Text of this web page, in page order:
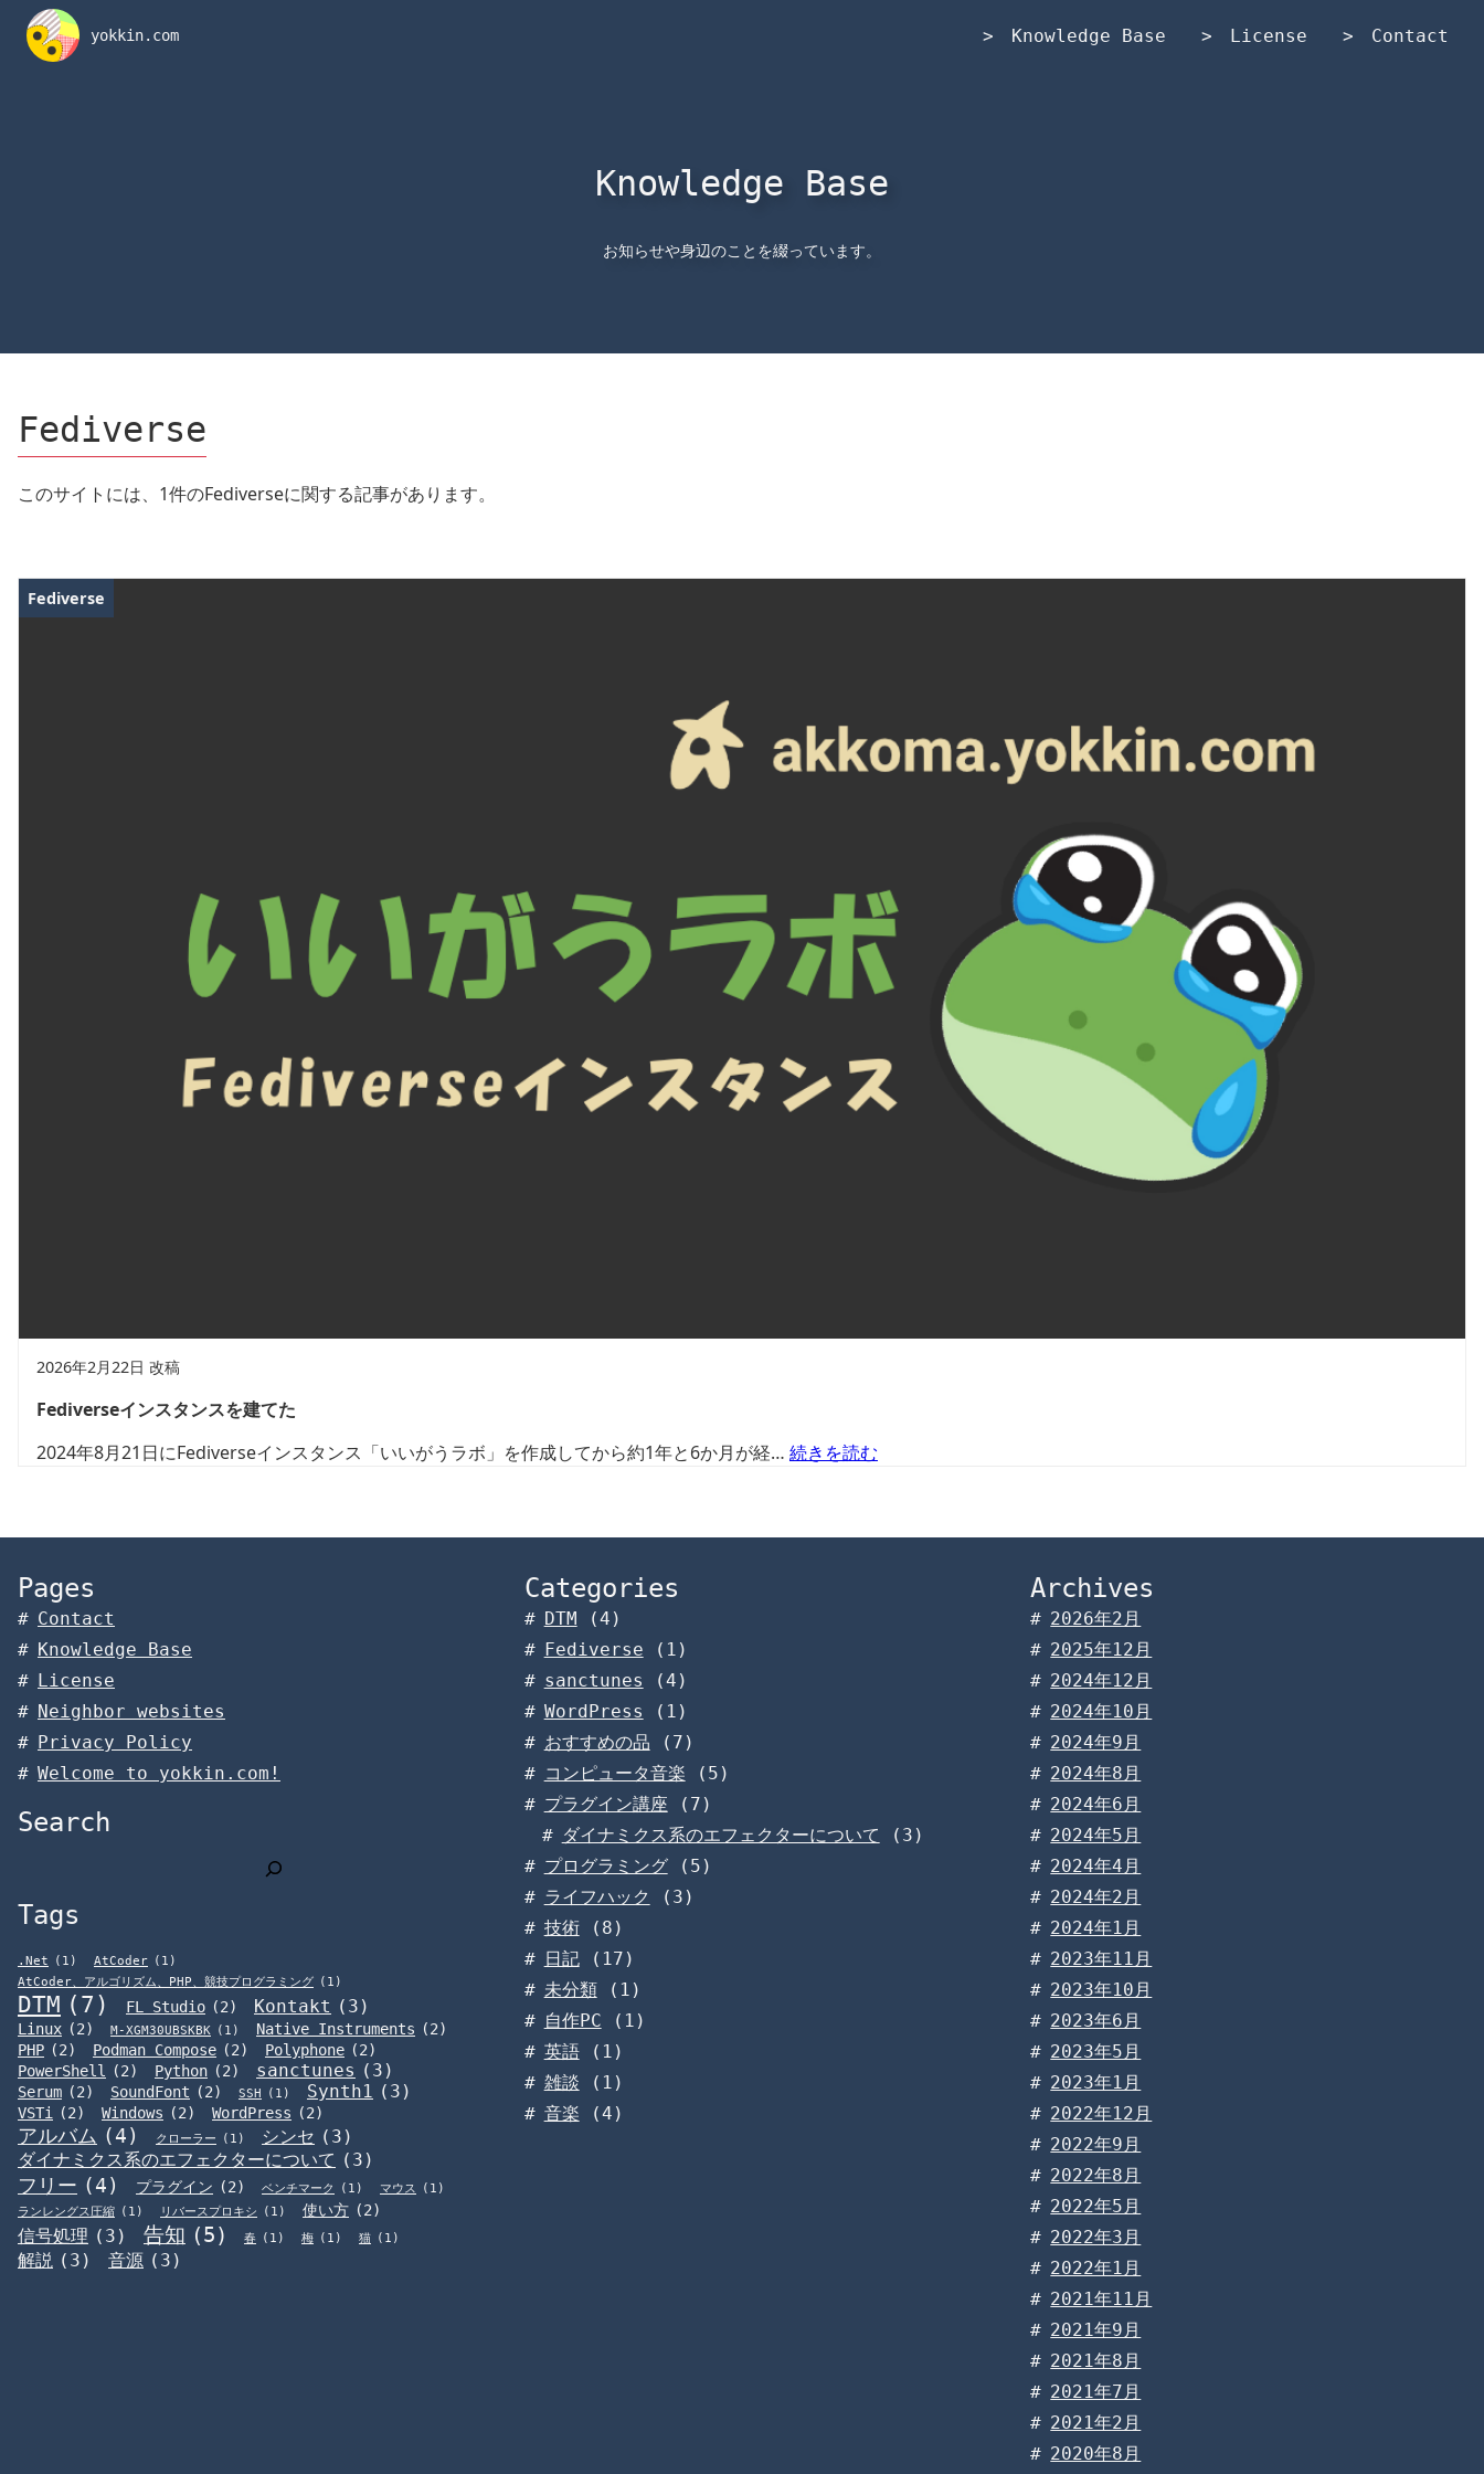
yokkin.com Knowledge Base License Contact
Knowledge Base
お知らせや身辺のことを綴っています。
Fediverse
このサイトには、1件のFediverseに関する記事があります。
Fediverse
2026年2月22日 改稿
Fediverseインスタンスを建てた
2024年8月21日にFediverseインスタンス「いいがうラボ」を作成してから約1年と6か月が経… 続きを読む
Pages
Contact
Knowledge Base
License
Neighbor websites
Privacy Policy
Welcome to yokkin.com!
Search
Tags
.Net (1) AtCoder (1)
AtCoder、アルゴリズム、PHP、競技プログラミング (1)
DTM (7) FL Studio (2) Kontakt (3)
Linux (2) M-XGM30UBSKBK (1) Native Instruments (2)
PHP (2) Podman Compose (2) Polyphone (2)
PowerShell
(2) Python (2) sanctunes (3)
Serum (2) SoundFont (2) SSH (1) Synth1 (3)
VSTi (2) Windows (2) WordPress (2)
アルバム (4) クローラー (1) シンセ (3)
ダイナミクス系のエフェクターについて (3)
フリー (4) プラグイン (2) ベンチマーク (1) マウス
(1)
ランレングス圧縮 (1) リバースプロキシ (1) 使い方 (2)
信号処理 (3) 告知 (5) 春 (1) 梅 (1) 猫 (1)
解説 (3) 音源 (3)
Categories
DTM (4)
Fediverse (1)
sanctunes (4)
WordPress (1)
おすすめの品 (7)
コンピュータ音楽 (5)
プラグイン講座 (7)
ダイナミクス系のエフェクターについて (3)
プログラミング(5)
ライフハック
(3)
技術(8)
日記(17)
未分類(1)
自作PC (1)
英語(1)
雑談 (1)
音楽 (4)
Archives
2026年2月
2025年12月
2024年12月
2024年10月
2024年9月
2024年8月
2024年6月
2024年5月
2024年4月
2024年2月
2024年1月
2023年11月
2023年10月
2023年6月
2023年5月
2023年1月
2022年12月
2022年9月
2022年8月
2022年5月
2022年3月
2022年1月
2021年11月
2021年9月
2021年8月
2021年7月
2021年2月
2020年8月